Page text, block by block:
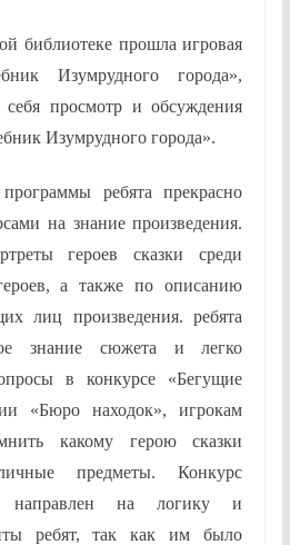
библиотеке прошла игровая
Изумрудного города»,
себя просмотр и обсуждения
Изумрудного города».
ребята прекрасно
на знание произведения.
героев сказки среди
а также по описанию
лиц произведения. ребята
знание сюжета и легко
в конкурсе «Бегущие
«Бюро находок», игрокам
какому герою сказки
предметы. Конкурс
направлен на логику и
ребят, так как им было